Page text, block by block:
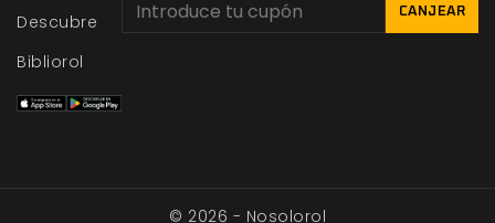
Descubre
Bibliorol
CANJEAR
© 2026 - Nosolorol